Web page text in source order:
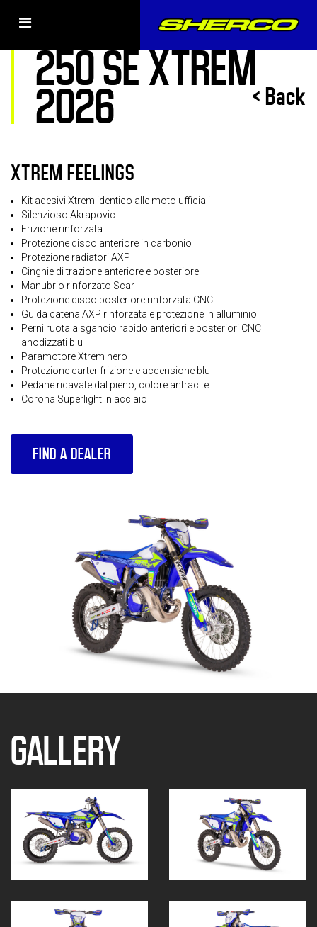
Télécharger le dépliant
250 SE XTREM
2026 < Back
XTREM FEELINGS
Kit adesivi Xtrem identico alle moto ufficiali
Silenzioso Akrapovic
Frizione rinforzata
Protezione disco anteriore in carbonio
Protezione radiatori AXP
Cinghie di trazione anteriore e posteriore
Manubrio rinforzato Scar
Protezione disco posteriore rinforzata CNC
Guida catena AXP rinforzata e protezione in alluminio
Perni ruota a sgancio rapido anteriori e posteriori CNC
anodizzati blu
Paramotore Xtrem nero
Protezione carter frizione e accensione blu
Pedane ricavate dal pieno, colore antracite
Corona Superlight in acciaio
FIND A DEALER
GALLERY